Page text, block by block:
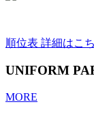
順位表 詳細はこ
UNIFORM
MORE